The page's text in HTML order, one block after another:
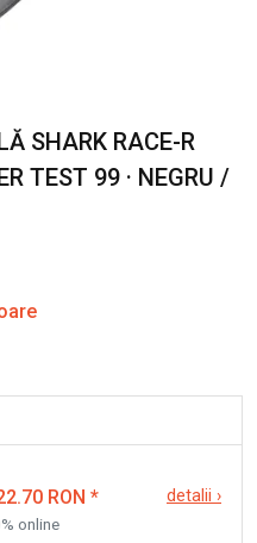
SHARK RACE-R
TEST 99 · NEGRU /
RON *
online
detalii ›